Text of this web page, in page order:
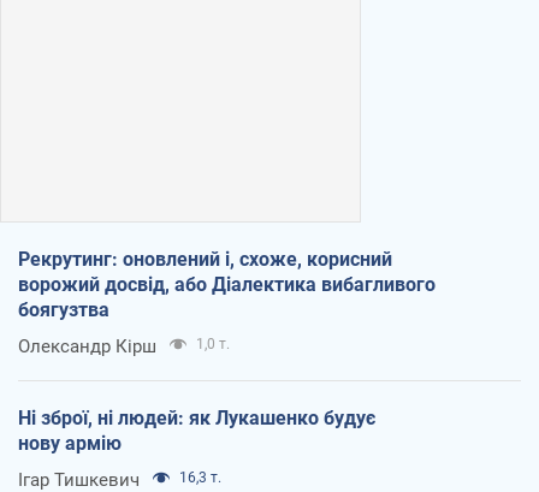
Рекрутинг: оновлений і, схоже, корисний
ворожий досвід, або Діалектика вибагливого
боягузтва
Олександр Кірш 1,0 т.
Ні зброї, ні людей: як Лукашенко будує
нову армію
Ігар Тишкевич 16,3 т.